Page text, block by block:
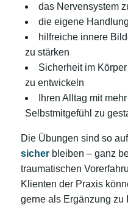
das Nervensystem
die eigene
hilfreiche innere
zu stärken
Sicherheit im
zu entwickeln
Ihren Alltag mit
Selbstmitgefühl zu
Die Übungen sind so
sicher bleiben – ganz
traumatischen
Klienten der Praxis
gerne als Ergänzung zu